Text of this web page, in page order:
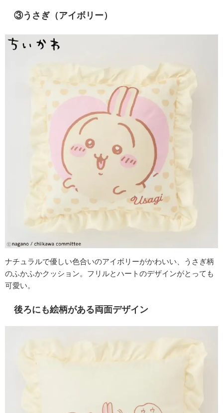
③うさぎ（アイボリー）
ナチュラルで優しい色合いのアイボリーがかわいい、うさぎ柄
のふかふかクッション。フリルとハートのデザインがとっても
可愛い。
後ろにも絵柄がある両面デザイン